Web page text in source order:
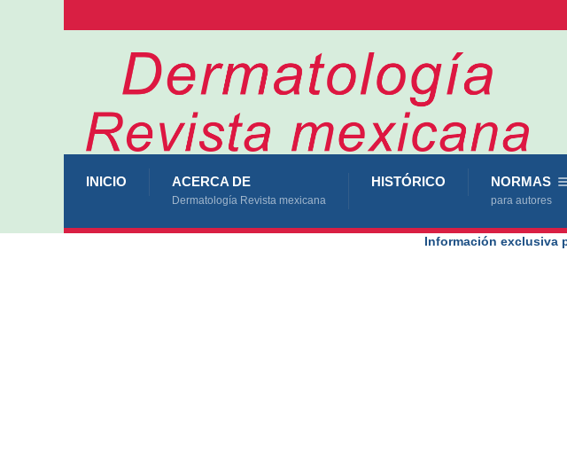
INICIO ACERCA DE
Dermatología Revista mexicana
HISTÓRICO NORMAS
para autores
Información exclusiva